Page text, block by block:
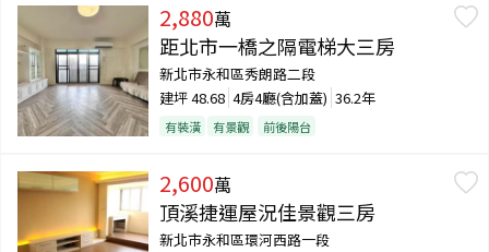
2,880萬
距北市一橋之隔電梯大三房
新北市永和區秀朗路二段
建坪48.68 4房4廳(含加蓋) 36.2年
有裝潢 有景觀 前後陽台
2,600萬
頂溪捷運屋況佳景觀三房
新北市永和區環河西路一段